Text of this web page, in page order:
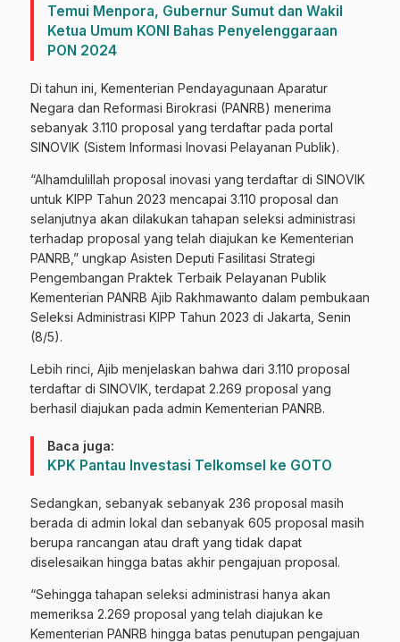
Temui Menpora, Gubernur Sumut dan Wakil
Ketua Umum KONI Bahas Penyelenggaraan
PON 2024
Di tahun ini, Kementerian Pendayagunaan Aparatur
Negara dan Reformasi Birokrasi (PANRB) menerima
sebanyak 3.110 proposal yang terdaftar pada portal
SINOVIK (Sistem Informasi Inovasi Pelayanan Publik).
“Alhamdulillah proposal inovasi yang terdaftar di SINOVIK
untuk KIPP Tahun 2023 mencapai 3.110 proposal dan
selanjutnya akan dilakukan tahapan seleksi administrasi
terhadap proposal yang telah diajukan ke Kementerian
PANRB,” ungkap Asisten Deputi Fasilitasi Strategi
Pengembangan Praktek Terbaik Pelayanan Publik
Kementerian PANRB Ajib Rakhmawanto dalam pembukaan
Seleksi Administrasi KIPP Tahun 2023 di Jakarta, Senin
(8/5).
Lebih rinci, Ajib menjelaskan bahwa dari 3.110 proposal
terdaftar di SINOVIK, terdapat 2.269 proposal yang
berhasil diajukan pada admin Kementerian PANRB.
Baca juga:
KPK Pantau Investasi Telkomsel ke GOTO
Sedangkan, sebanyak sebanyak 236 proposal masih
berada di admin lokal dan sebanyak 605 proposal masih
berupa rancangan atau draft yang tidak dapat
diselesaikan hingga batas akhir pengajuan proposal.
“Sehingga tahapan seleksi administrasi hanya akan
memeriksa 2.269 proposal yang telah diajukan ke
Kementerian PANRB hingga batas penutupan pengajuan